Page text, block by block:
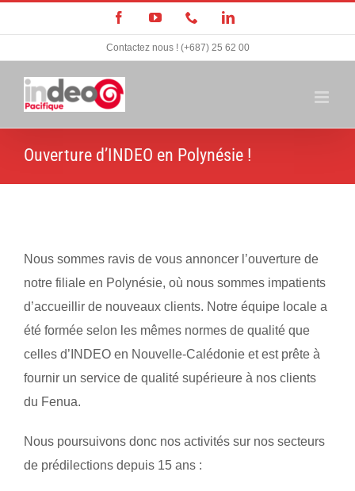
au
contenu
FacebookYouTube TéléphoneLinkedIn
Contactez nous ! (+687) 25 62 00
Ouverture d’INDEO en Polynésie !
Nous sommes ravis de vous annoncer l’ouverture de
notre filiale en Polynésie, où nous sommes impatients
d’accueillir de nouveaux clients. Notre équipe locale a
été formée selon les mêmes normes de qualité que
celles d’INDEO en Nouvelle-Calédonie et est prête à
fournir un service de qualité supérieure à nos clients
du Fenua.
Nous poursuivons donc nos activités sur nos secteurs
de prédilections depuis 15 ans :